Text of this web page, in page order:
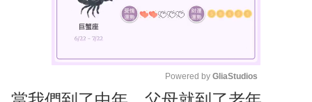
Powered by GliaStudios